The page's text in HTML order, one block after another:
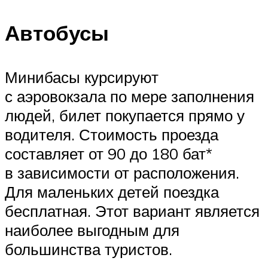
Автобусы
Минибасы курсируют
с аэровокзала по мере заполнения
людей, билет покупается прямо у
водителя. Стоимость проезда
составляет от 90 до 180 бат*
в зависимости от расположения.
Для маленьких детей поездка
бесплатная. Этот вариант является
наиболее выгодным для
большинства туристов.